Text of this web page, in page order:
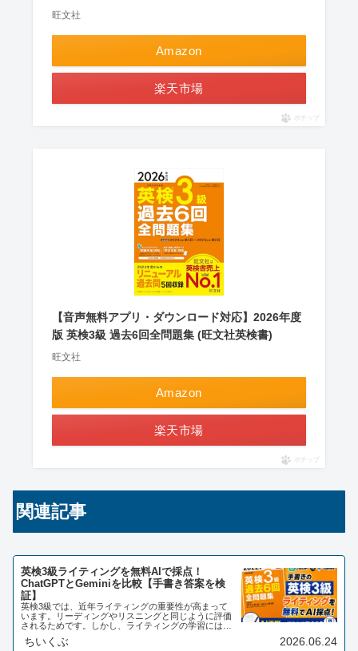
旺文社
Amazon
楽天市場
ポチップ
【音声無料アプリ・ダウンロード対応】2026年度
版 英検3級 過去6回全問題集 (旺文社英検書)
旺文社
Amazon
楽天市場
ポチップ
関連記事
英検3級ライティングを無料AIで採点！
ChatGPTとGeminiを比較【手書き答案を検
証】
英検3級では、近年ライティングの重要性が高まって
います。リーディングやリスニングと同じように評価
されるためです。しかし、ライティングの学習にはい
くつかの課題があります。まず、自分で書いた英文が
正しいのか判断するのが難しいこと。次に、添削し
ちいくぶ 2026.06.24